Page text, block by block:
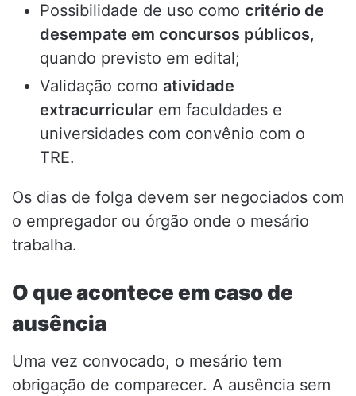
Possibilidade de uso como critério de
desempate em concursos públicos,
quando previsto em edital;
Validação como atividade
extracurricular em faculdades e
universidades com convênio com o
TRE.
Os dias de folga devem ser negociados com
o empregador ou órgão onde o mesário
trabalha.
O que acontece em caso de
ausência
Uma vez convocado, o mesário tem
obrigação de comparecer. A ausência sem